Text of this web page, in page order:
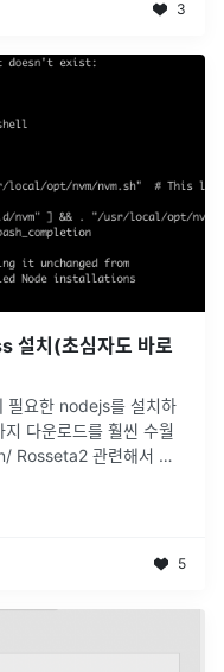
3
치(초심자도 바로
필요한 nodejs를 설치하
다운로드를 훨씬 수월
Rosseta2 관련해서 두
5